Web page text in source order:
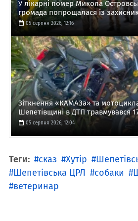
У лікарні помер Микола
громада попрощалася із
05 серпня 2026, 12:16
Зіткнення «КАМАЗа» та
Шепетівщині в ДТП травмувався
05 серпня 2026, 12:04
Теги: сказ Хутір
Шепетівська ЦРЛ
собаки
ветеринар